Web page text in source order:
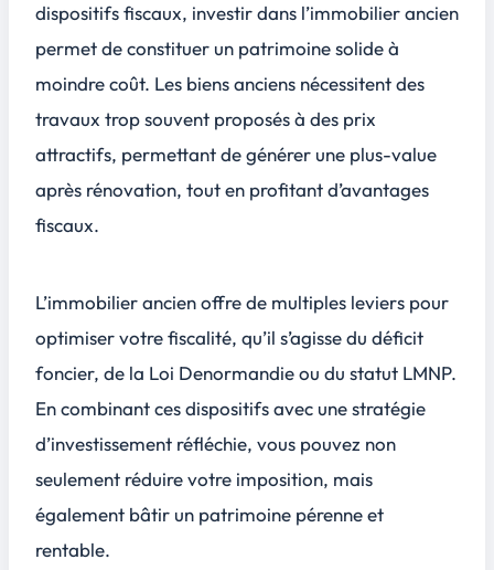
dispositifs fiscaux, investir dans l’immobilier ancien
permet de constituer un patrimoine solide à
moindre coût. Les biens anciens nécessitent des
travaux trop souvent proposés à des prix
attractifs, permettant de générer une plus-value
après rénovation, tout en profitant d’avantages
fiscaux.
L’immobilier ancien offre de multiples leviers pour
optimiser votre fiscalité, qu’il s’agisse du déficit
foncier, de la Loi Denormandie ou du statut LMNP.
En combinant ces dispositifs avec une stratégie
d’investissement réfléchie, vous pouvez non
seulement réduire votre imposition, mais
également bâtir un patrimoine pérenne et
rentable.